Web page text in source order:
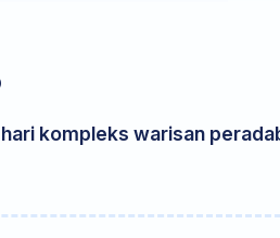
kompleks warisan